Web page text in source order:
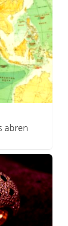
abren